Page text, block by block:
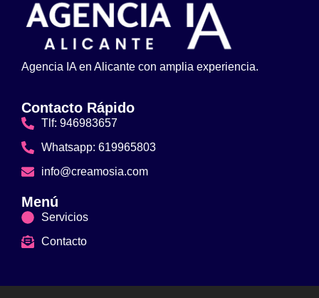
Agencia IA en Alicante con amplia experiencia.
Contacto Rápido
Tlf: 946983657
Whatsapp: 619965803
info@creamosia.com
Menú
Servicios
Contacto